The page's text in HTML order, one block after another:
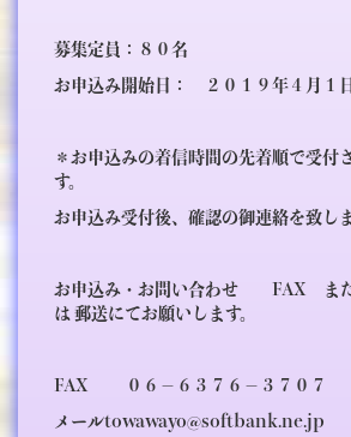
募集定員：８０名
お申込み開始日： ２０１９年４月１日
＊お申込みの着信時間の先着順で受付
す。
お申込み受付後、確認の御連絡を致しま
お申込み・お問い合わせ FAX ま
は 郵送にてお願いします。
FAX ０６－６３７６－３７０７
メールtowawayo@softbank.ne.jp